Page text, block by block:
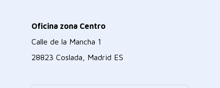
Oficina zona Centro
Calle de la Mancha 1
28823 Coslada, Madrid ES